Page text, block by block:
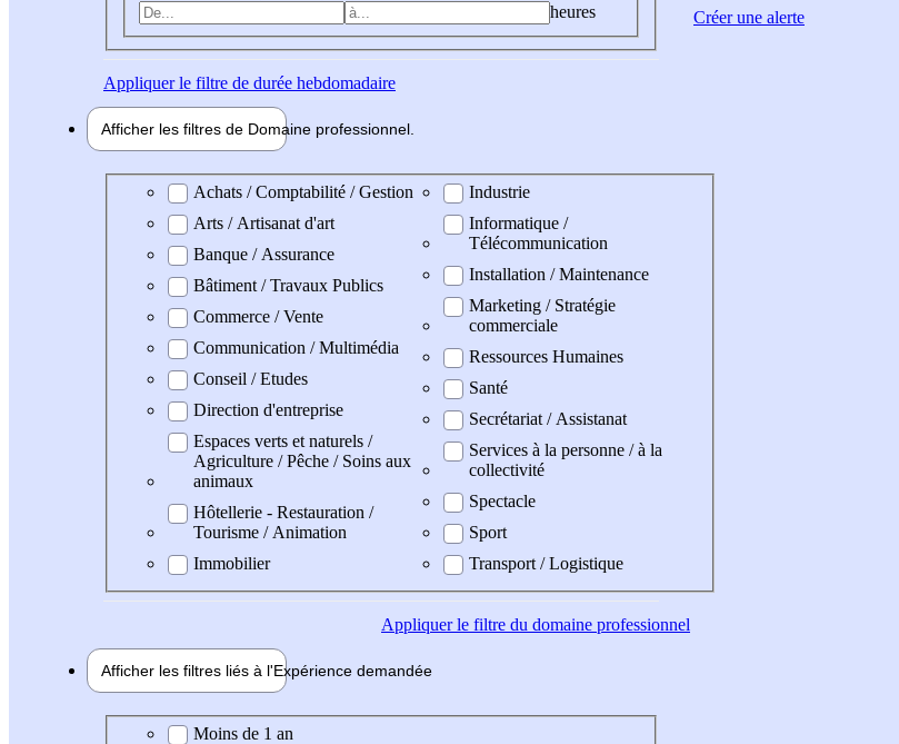
heures
Appliquerle filtre de durée hebdomadaire
Afficher les filtres de Domaine professionnel
Domaine professionel
Achats / Comptabilité / Gestion
Arts / Artisanat d'art
Banque / Assurance
Bâtiment / Travaux Publics
Commerce / Vente
Communication / Multimédia
Conseil / Etudes
Direction d'entreprise
Espaces verts et naturels /
Agriculture / Pêche / Soins aux
animaux
Hôtellerie - Restauration /
Tourisme / Animation
Immobilier
Industrie
Informatique /
Télécommunication
Installation / Maintenance
Marketing / Stratégie
commerciale
Ressources Humaines
Santé
Secrétariat / Assistanat
Services à la personne / à la
collectivité
Spectacle
Sport
Transport / Logistique
Appliquerle filtre du domaine professionnel
Afficher les filtres liés à l'Expérience demandée
Expérience demandée
Moins de 1 an
Créer une alerte